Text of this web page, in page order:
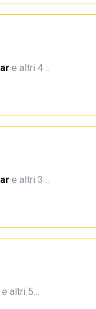
·e altri 4…
·e altri 3…
·e altri 5…